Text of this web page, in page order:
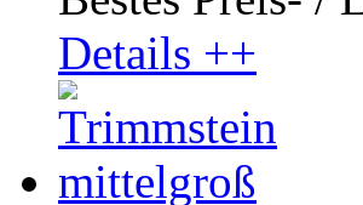
Details ++